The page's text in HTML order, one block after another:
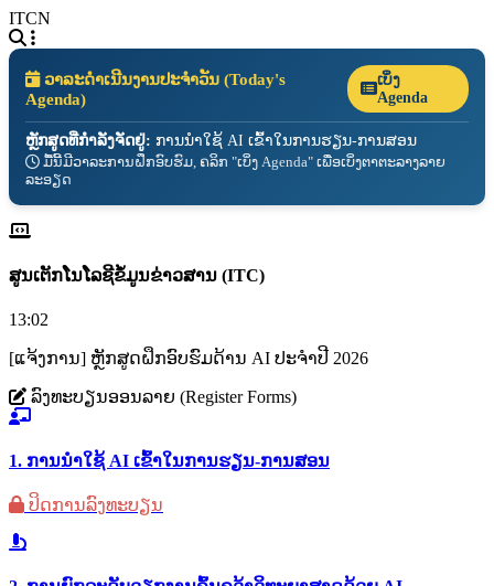
ITCN
ວາລະດຳເນີນງານປະຈຳວັນ (Today's
Agenda)
ເບິ່ງ
Agenda
ຫຼັກສູດທີ່ກຳລັງຈັດຢູ່: ການນຳໃຊ້ AI ເຂົ້າໃນການຮຽນ-ການສອນ
ມື້ນີ້ມີວາລະການຝຶກອົບຮົມ, ຄລິກ "ເບິ່ງ Agenda" ເພື່ອເບິ່ງຕາຕະລາງລາຍ
ລະອຽດ
ສູນເຕັກໂນໂລຊີຂໍ້ມູນຂ່າວສານ (ITC)
13:02
[ແຈ້ງການ] ຫຼັກສູດຝຶກອົບຮົມດ້ານ AI ປະຈຳປີ 2026
ລົງທະບຽນອອນລາຍ (Register Forms)
1. ການນຳໃຊ້ AI ເຂົ້າໃນການຮຽນ-ການສອນ
ປິດການລົງທະບຽນ